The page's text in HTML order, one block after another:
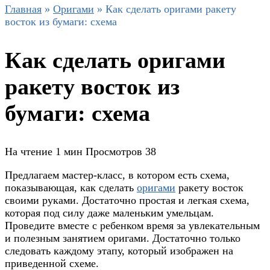
Главная » Оригами » Как сделать оригами ракету
восток из бумаги: схема
Как сделать оригами
ракету восток из
бумаги: схема
На чтение 1 мин Просмотров 38
Предлагаем мастер-класс, в котором есть схема,
показывающая, как сделать оригами ракету восток
своими руками. Достаточно простая и легкая схема,
которая под силу даже маленьким умельцам.
Проведите вместе с ребенком время за увлекательным
и полезным занятием оригами. Достаточно только
следовать каждому этапу, который изображен на
приведенной схеме.